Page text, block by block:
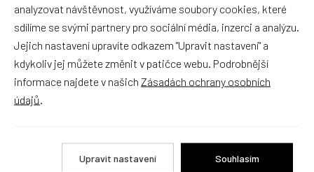
Zboží se stejným motivem
GRS
analyzovat návštěvnost, využíváme soubory cookies, které
sdílíme se svými partnery pro sociální média, inzerci a analýzu.
Jejich nastavení upravíte odkazem "Upravit nastavení" a
kdykoliv jej můžete změnit v patičce webu. Podrobnější
informace najdete v našich Zásadách ochrany osobních
údajů
Upravit nastavení Souhlasím